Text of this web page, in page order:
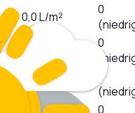
0,0L/m²
0
0,0
0
0,0L/m²
0
0